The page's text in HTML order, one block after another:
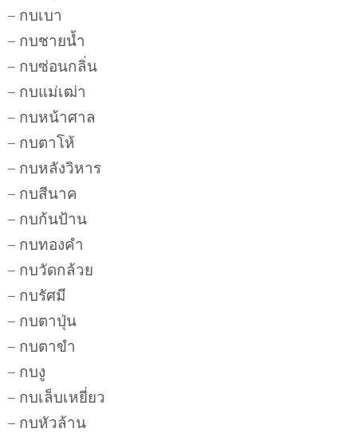
– กบเบา
– กบชายน้ำ
– กบซ่อนกลิ่น
– กบแม่เฒ่า
– กบหน้าศาล
– กบตาโห้
– กบหลังวิหาร
– กบสีนาค
– กบก้นป้าน
– กบทองคำ
– กบวัดกล้วย
– กบรัศมี
– กบตาปุ่น
– กบตาขำ
– กบงู
– กบเล็บเหยี่ยว
– กบหัวล้าน